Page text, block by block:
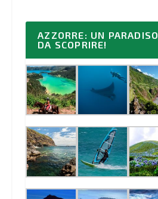
AZZORRE: UN PARADISO
DA SCOPRIRE!